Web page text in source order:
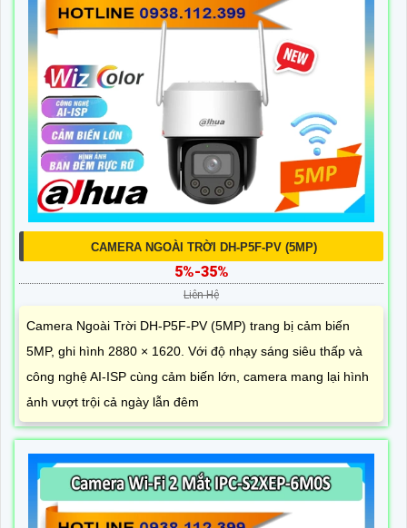
CAMERA NGOÀI TRỜI DH-P5F-PV (5MP)
5%-35%
Liên Hệ
Camera Ngoài Trời DH-P5F-PV (5MP) trang bị cảm biến
5MP, ghi hình 2880 × 1620. Với độ nhạy sáng siêu thấp và
công nghệ AI-ISP cùng cảm biến lớn, camera mang lại hình
ảnh vượt trội cả ngày lẫn đêm